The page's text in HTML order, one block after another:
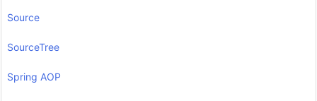
Source
SourceTree
Spring AOP